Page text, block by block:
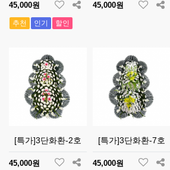
45,000원
추천 인기 할인
45,000원
[특가]3단화환-2호
45,000원
[특가]3단화환-7호
45,000원